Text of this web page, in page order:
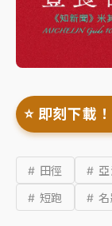
⭐️ 即刻下載
# 田徑 # 亞
# 短跑
# 名